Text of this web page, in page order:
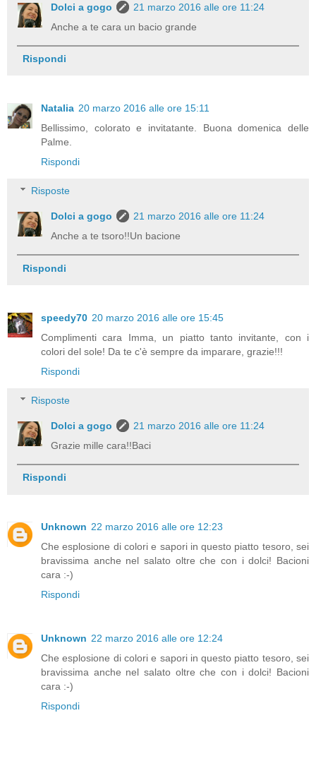
Dolci a gogo
21 marzo 2016 alle ore 11:24
Anche a te cara un bacio grande
Rispondi
Natalia 20 marzo 2016 alle ore 15:11
Bellissimo, colorato e invitatante. Buona domenica delle
Palme.
Rispondi
Risposte
Dolci a gogo
21 marzo 2016 alle ore 11:24
Anche a te tsoro!!Un bacione
Rispondi
speedy70 20 marzo 2016 alle ore 15:45
Complimenti cara Imma, un piatto tanto invitante, con i
colori del sole! Da te c'è sempre da imparare, grazie!!!
Rispondi
Risposte
Dolci a gogo
21 marzo 2016 alle ore 11:24
Grazie mille cara!!Baci
Rispondi
Unknown 22 marzo 2016 alle ore 12:23
Che esplosione di colori e sapori in questo piatto tesoro, sei
bravissima anche nel salato oltre che con i dolci! Bacioni
cara :-)
Rispondi
Unknown 22 marzo 2016 alle ore 12:24
Che esplosione di colori e sapori in questo piatto tesoro, sei
bravissima anche nel salato oltre che con i dolci! Bacioni
cara :-)
Rispondi